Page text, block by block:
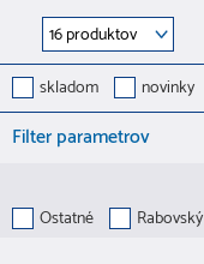
skladom
novinky
Filter parametrov
Ostatné Rabovský